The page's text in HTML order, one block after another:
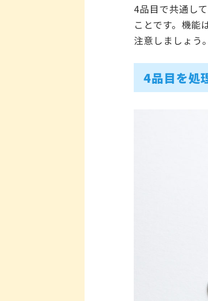
4品目で共通し
ことです。機能
注意しましょう。
4品目を処